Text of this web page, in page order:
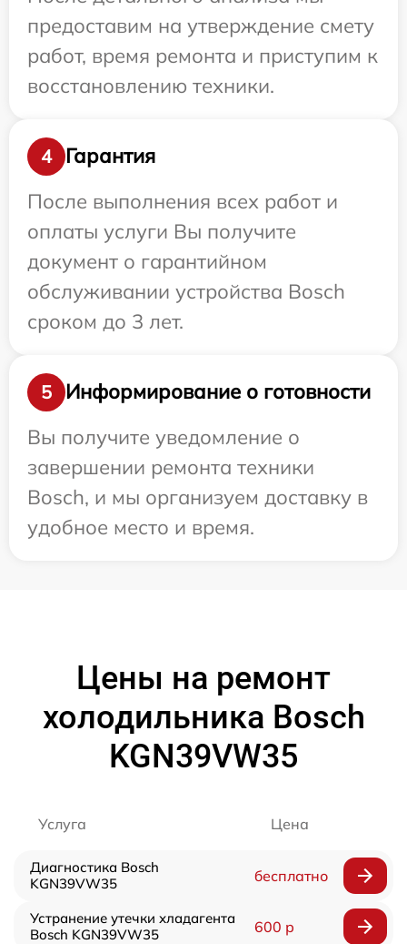
предоставим на утверждение смету
работ, время ремонта и приступим к
восстановлению техники.
4
Гарантия
После выполнения всех работ и
оплаты услуги Вы получите
документ о гарантийном
обслуживании устройства Bosch
сроком до 3 лет.
5
Информирование о готовности
Вы получите уведомление о
завершении ремонта техники
Bosch, и мы организуем доставку в
удобное место и время.
Цены на ремонт
холодильника Bosch
KGN39VW35
Услуга Цена
Диагностика Bosch
KGN39VW35
бесплатно
Устранение утечки хладагента
Bosch KGN39VW35
600 р